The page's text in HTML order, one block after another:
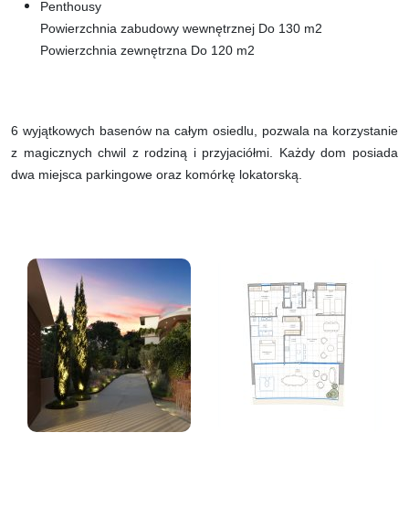
Penthousy
Powierzchnia zabudowy wewnętrznej Do 130 m2
Powierzchnia zewnętrzna Do 120 m2
6 wyjątkowych basenów na całym osiedlu, pozwala na korzystanie
z magicznych chwil z rodziną i przyjaciółmi. Każdy dom posiada
dwa miejsca parkingowe oraz komórkę lokatorską.